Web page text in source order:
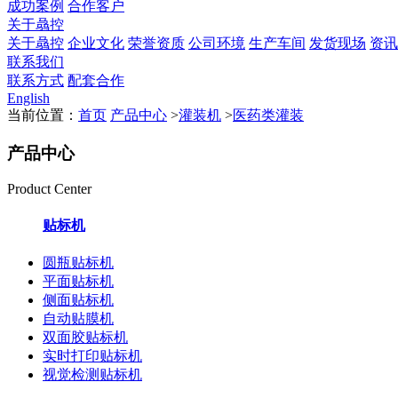
成功案例 合作客户
关于骉控
关于骉控 企业文化 荣誉资质 公司环境 生产车间 发货现场 资
联系我们
联系方式 配套合作
English
当前位置： 首页 产品中心 >灌装机 >医药类灌装
产品中心
Product Center
贴标机
圆瓶贴标机
平面贴标机
侧面贴标机
自动贴膜机
双面胶贴标机
实时打印贴标机
视觉检测贴标机